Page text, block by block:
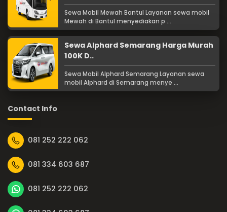
Sewa Mobil Mewah Bantul Layanan sewa mobil
Mewah di Bantul menyediakan p ...
Sewa Alphard Semarang Harga Murah
100K D..
Sewa Mobil Alphard Semarang Layanan sewa
mobil Alphard di Semarang menye ...
Contact Info
081 252 222 062
081 334 603 687
081 252 222 062